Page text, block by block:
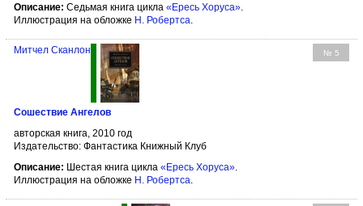
Описание: Седьмая книга цикла «Ересь Хоруса»
Иллюстрация на обложке Н. Робертса
№ 5
Митчел Сканлон
Сошествие Ангелов
авторская книга, 2010 год
Издательство: Фантастика Книжный Клуб
Описание: Шестая книга цикла «Ересь Хоруса».
Иллюстрация на обложке Н. Робертса.